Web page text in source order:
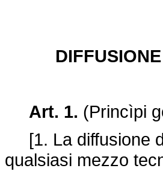
Art. 1. (Princìpi
[1. La diffusione
qualsiasi mezzo